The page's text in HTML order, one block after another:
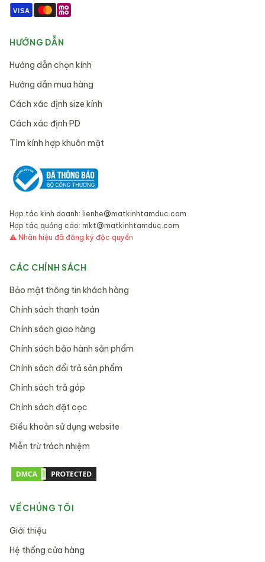
VISA
HƯỚNG DẪN
Hướng dẫn chọn kính
Hướng dẫn mua hàng
Cách xác định size kính
Cách xác định PD
Tìm kính hợp khuôn mặt
Hợp tác kinh doanh: lienhe@matkinhtamduc.com
Hợp tác quảng cáo: mkt@matkinhtamduc.com
⚠ Nhãn hiệu đã đăng ký độc quyền
CÁC CHÍNH SÁCH
Bảo mật thông tin khách hàng
Chính sách thanh toán
Chính sách giao hàng
Chính sách bảo hành sản phẩm
Chính sách đổi trả sản phẩm
Chính sách trả góp
Chính sách đặt cọc
Điều khoản sử dụng website
Miễn trừ trách nhiệm
VỀ CHÚNG TÔI
Giới thiệu
Hệ thống cửa hàng